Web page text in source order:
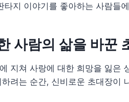
타지 이야기를 좋아하는 사람들
사람의 삶을 바꾼
지쳐 사랑에 대한 희망을 잃은
려는 순간, 신비로운 초대장이